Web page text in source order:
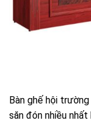
Bàn ghế hội
săn đón nhiều